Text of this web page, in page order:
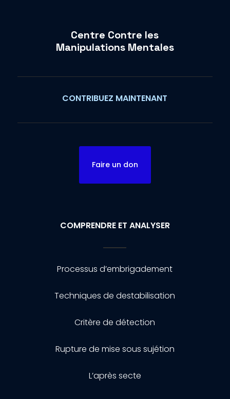
Centre Contre les
Manipulations Mentales
CONTRIBUEZ MAINTENANT
Faire un don
COMPRENDRE ET ANALYSER
Processus d’embrigadement
Techniques de destabilisation
Critère de détection
Rupture de mise sous sujétion
L’après secte